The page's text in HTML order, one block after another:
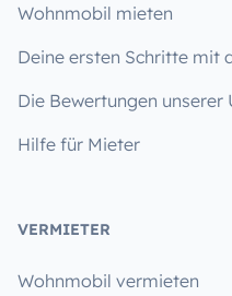
Wohnmobil mieten
Deine ersten Schritte mit
Die Bewertungen unserer
Hilfe für Mieter
VERMIETER
Wohnmobil vermieten